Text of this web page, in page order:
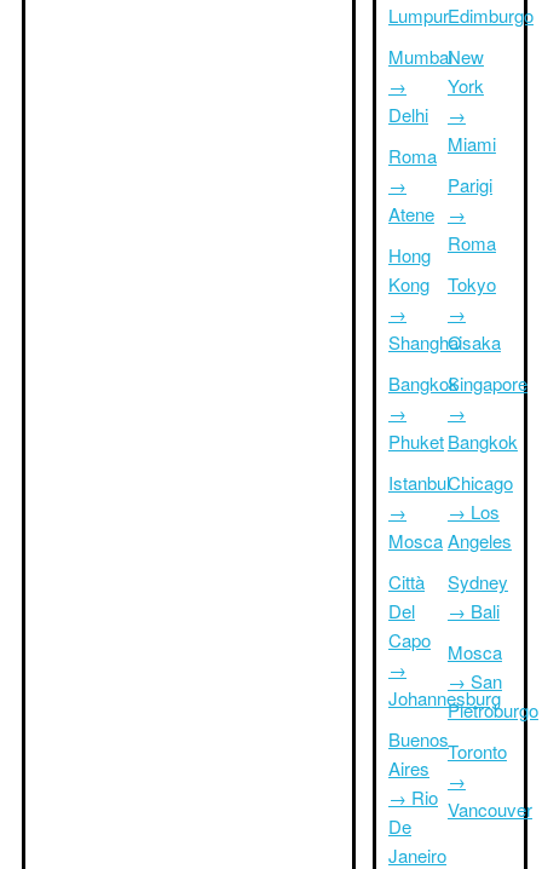
Lumpur
Mumbai
→
Delhi
Roma
→
Atene
Hong
Kong
→
Shanghai
Bangkok
→
Phuket
Istanbul
→
Mosca
Città
Del
Capo
→
Johannesburg
Buenos
Aires
→ Rio
De
Janeiro
Edimburgo
New
York
→
Miami
Parigi
→
Roma
Tokyo
→
Osaka
Singapore
→
Bangkok
Chicago
→ Los
Angeles
Sydney
→ Bali
Mosca
→ San
Pietroburgo
Toronto
→
Vancouver